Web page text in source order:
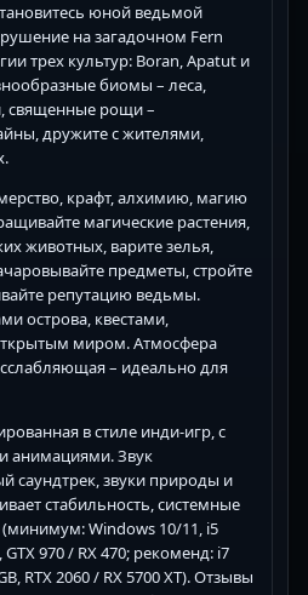
юной ведьмой
на загадочном Fern
трех культур: Boran, Apatut и
биомы – леса,
священные рощи –
дружите с жителями,
крафт, алхимию, магию
магические растения,
животных, варите зелья,
предметы, стройте
репутацию ведьмы.
острова, квестами,
миром. Атмосфера
– идеально для
в стиле инди-игр, с
анимациями. Звук
саундтрек, звуки природы и
стабильность, системные
Windows 10/11, i5
GTX 970 / RX 470; рекоменд: i7
RTX 2060 / RX 5700 XT). Отзывы